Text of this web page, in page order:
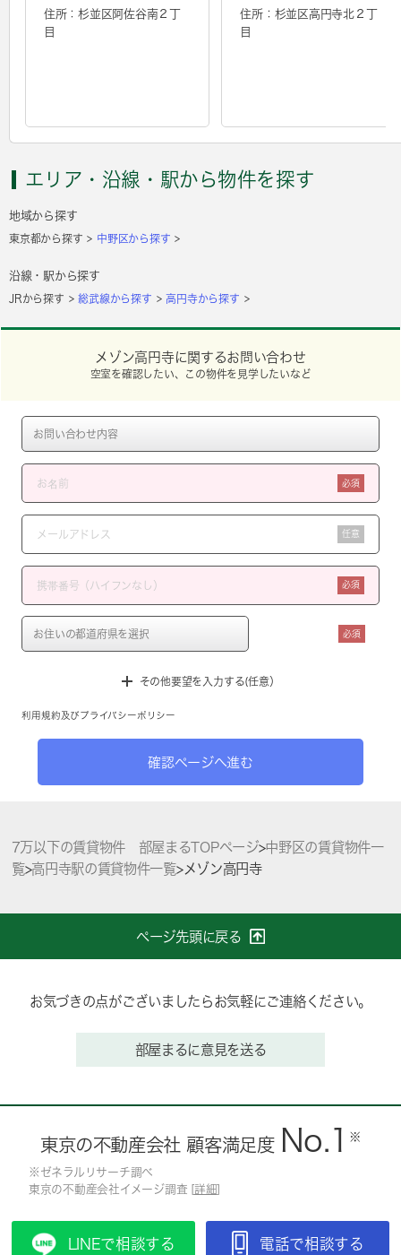
住所：杉並区阿佐谷南２丁
目
住所：杉並区高円寺北２丁
目
エリア・沿線・駅から物件を探す
地域から探す
東京都から探す 中野区から探す
沿線・駅から探す
JRから探す 総武線から探す 高円寺から探す
メゾン高円寺に関するお問い合わせ
空室を確認したい、この物件を見学したいなど
必須
任意
必須
必須
その他要望を入力する(任意）
利用規約 及び プライバシーポリシー
確認ページへ進む
7万以下の賃貸物件 部屋まるTOPページ>中野区の賃貸物件一
覧>高円寺駅の賃貸物件一覧>メゾン高円寺
ページ先頭に戻る
お気づきの点がございましたらお気軽にご連絡ください。
部屋まるに意見を送る
東京の不動産会社 顧客満足度 No.1 ※
※ゼネラルリサーチ調べ
東京の不動産会社イメージ調査 [ 詳細
LINEで相談する 電話で相談する